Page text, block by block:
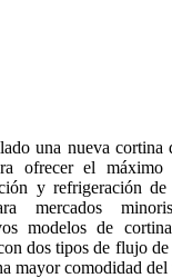
una nueva cortina
ofrecer el
y refrigeración
mercados
modelos de
dos tipos de flujo
mayor comodidad del